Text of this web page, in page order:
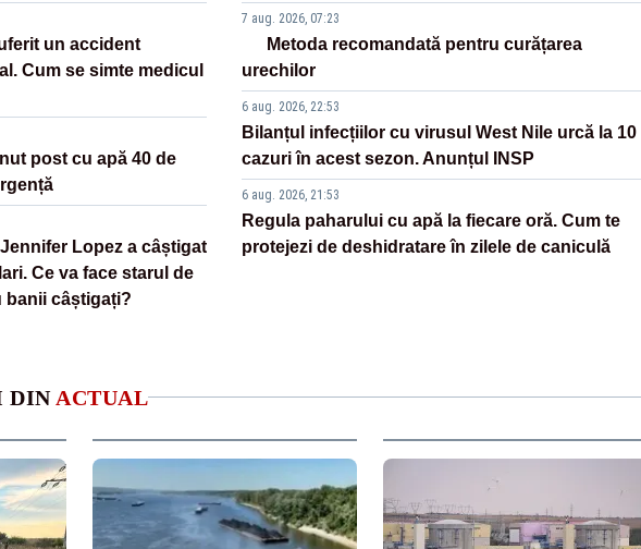
un accident
Cum se simte medicul
post cu apă 40 de
Lopez a câștigat
Ce va face starul de
banii câștigați?
7 aug. 2026, 07:23
Metoda recomandată pentru curățarea
urechilor
6 aug. 2026, 22:53
Bilanțul infecțiilor cu virusul West Nile urcă la 10
cazuri în acest sezon. Anunțul INSP
6 aug. 2026, 21:53
Regula paharului cu apă la fiecare oră. Cum te
protejezi de deshidratare în zilele de caniculă
DIN ACTUAL